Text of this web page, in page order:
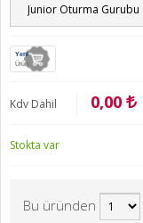
Yeni
Ürün
Kdv Dahil 0,00
Stokta var
Bu üründen